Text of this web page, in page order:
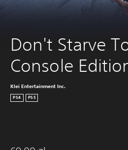
Don't Starve
Console
Klei Entertainment Inc.
PS4 PS5